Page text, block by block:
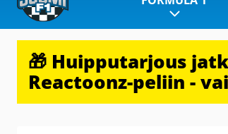
🎁 Huipputarjous
Reactoonz-peliin -